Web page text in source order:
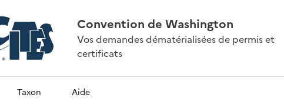
Convention de Washington
Vos demandes dématérialisées de permis et
certificats
Taxon Aide